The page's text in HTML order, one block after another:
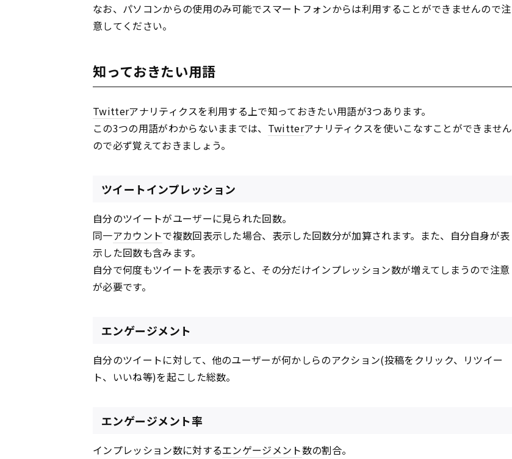
なお、パソコンからの使用のみ可能でスマートフォンからは利用することができませんので注
意してください。
知っておきたい用語
Twitterアナリティクスを利用する上で知っておきたい用語が3つあります。
この3つの用語がわからないままでは、 Twitterアナリティクスを使いこなすことができません
ので必ず覚えておきましょう。
ツイートインプレッション
自分のツイートがユーザーに見られた回数。
同一アカウントで複数回表示した場合、表示した回数分が加算されます。また、自分自身が表
示した回数も含みます。
自分で何度もツイートを表示すると、その分だけインプレッション数が増えてしまうので注意
が必要です。
エンゲージメント
自分のツイートに対して、他のユーザーが何かしらのアクション(投稿をクリック、リツイー
ト、いいね等)を起こした総数。
エンゲージメント率
インプレッション数に対するエンゲージメント数の割合。